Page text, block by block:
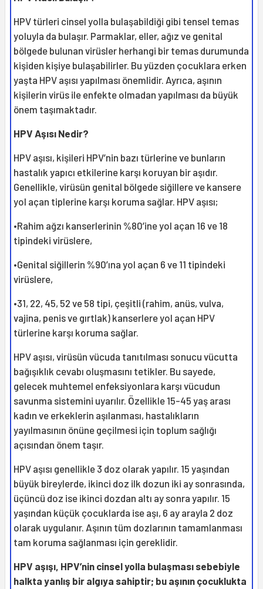
HPV türleri cinsel yolla bulaşabildiği gibi tensel temas
yoluyla da bulaşır. Parmaklar, eller, ağız ve genital
bölgede bulunan virüsler herhangi bir temas durumunda
kişiden kişiye bulaşabilirler. Bu yüzden çocuklara erken
yaşta HPV aşısı yapılması önemlidir. Ayrıca, aşının
kişilerin virüs ile enfekte olmadan yapılması da büyük
önem taşımaktadır.
HPV Aşısı Nedir?
HPV aşısı, kişileri HPV’nin bazı türlerine ve bunların
hastalık yapıcı etkilerine karşı koruyan bir aşıdır.
Genellikle, virüsün genital bölgede siğillere ve kansere
yol açan tiplerine karşı koruma sağlar. HPV aşısı;
•Rahim ağzı kanserlerinin %80’ine yol açan 16 ve 18
tipindeki virüslere,
•Genital siğillerin %90’ına yol açan 6 ve 11 tipindeki
virüslere,
•31, 22, 45, 52 ve 58 tipi, çeşitli (rahim, anüs, vulva,
vajina, penis ve gırtlak) kanserlere yol açan HPV
türlerine karşı koruma sağlar.
HPV aşısı, virüsün vücuda tanıtılması sonucu vücutta
bağışıklık cevabı oluşmasını tetikler. Bu sayede,
gelecek muhtemel enfeksiyonlara karşı vücudun
savunma sistemini uyarılır. Özellikle 15-45 yaş arası
kadın ve erkeklerin aşılanması, hastalıkların
yayılmasının önüne geçilmesi için toplum sağlığı
açısından önem taşır.
HPV aşısı genellikle 3 doz olarak yapılır. 15 yaşından
büyük bireylerde, ikinci doz ilk dozun iki ay sonrasında,
üçüncü doz ise ikinci dozdan altı ay sonra yapılır. 15
yaşından küçük çocuklarda ise aşı, 6 ay arayla 2 doz
olarak uygulanır. Aşının tüm dozlarının tamamlanması
tam koruma sağlanması için gereklidir.
HPV aşışı, HPV’nin cinsel yolla bulaşması sebebiyle
halkta yanlış bir algıya sahiptir; bu aşının çocuklukta